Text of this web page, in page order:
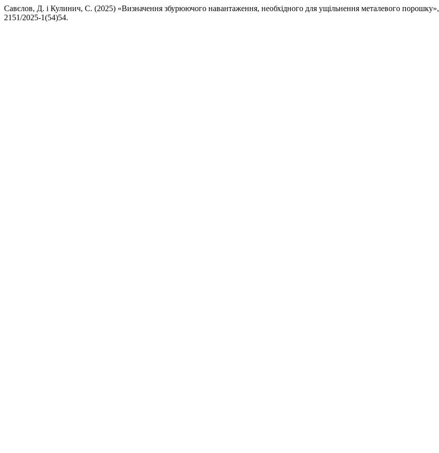
Савєлов, Д. і Кулинич, С. (2025) «Визначення збурюючого навантаження, необхідного для ущільнення металевого порошку»,
2151/2025-1(54)54.